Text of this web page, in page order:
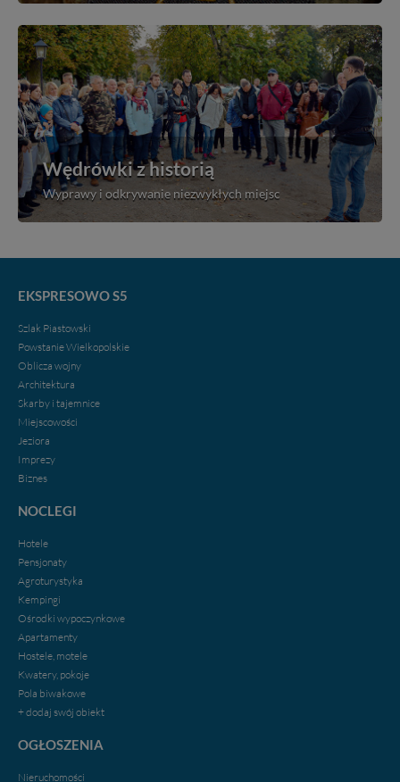
Wędrówki z historią
Wyprawy i odkrywanie niezwykłych miejsc
EKSPRESOWO S5
Szlak Piastowski
Powstanie Wielkopolskie
Oblicza wojny
Architektura
Skarby i tajemnice
Miejscowości
Jeziora
Imprezy
Biznes
NOCLEGI
Hotele
Pensjonaty
Agroturystyka
Kempingi
Ośrodki wypoczynkowe
Apartamenty
Hostele, motele
Kwatery, pokoje
Pola biwakowe
+ dodaj swój obiekt
OGŁOSZENIA
Nieruchomości